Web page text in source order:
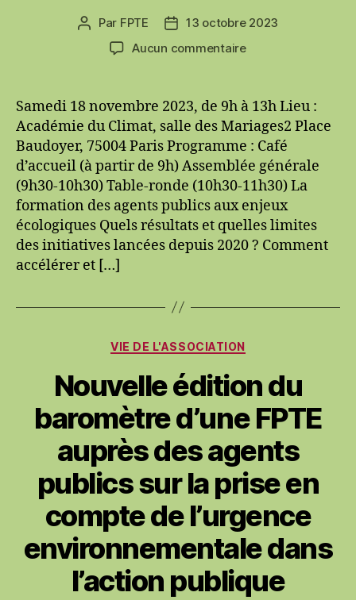
Auteur
l’article
Par FPTE
Date13 octobre 2023
Aucun commentairesur
fonction
publique
pour
la
transition
écologique
Samedi 18 novembre 2023, de 9h à 13h Lieu :
Académie du Climat, salle des Mariages2 Place
Baudoyer, 75004 Paris Programme : Café
d’accueil (à partir de 9h) Assemblée générale
(9h30-10h30) Table-ronde (10h30-11h30) La
formation des agents publics aux enjeux
écologiques Quels résultats et quelles limites
des initiatives lancées depuis 2020 ? Comment
accélérer et […]
Catégories
VIE DE L'ASSOCIATION
Nouvelle édition du
baromètre d’une FPTE
auprès des agents
publics sur la prise en
compte de l’urgence
environnementale dans
l’action publique